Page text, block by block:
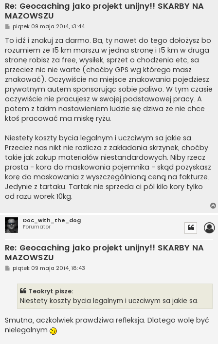
Re: Geocaching jako projekt unijny!! SKARBY NA
MAZOWSZU
P
o
s
t
piątek 09 maja 2014, 13:44
To idź i znakuj za darmo. Ba, ty nawet do tego dołożysz bo
rozumiem ze 15 km marszu w jedna stronę i 15 km w druga
stronę robisz za free, wysiłek, sprzet o chodzenia etc, sa
przecież nic nie warte (choćby GPS wg którego masz
znakować). Oczywiście na miejsce znakowania pojedziesz
prywatnym autem sponsorując sobie paliwo. W tym czasie
oczywiście nie pracujesz w swojej podstawowej pracy. A
potem z takim nastawieniem ludzie się dziwa ze nie chce
ktoś pracować ma miskę ryżu.
Niestety koszty bycia legalnym i uczciwym sa jakie sa.
Przecież nas nikt nie rozlicza z zakładania skrzynek, choćby
takie jak zakup materiałów niestandardowych. Niby rzecz
prosta - kora do maskowania pojemnika - skąd pozyskasz
korę do maskowania z wyszczególnioną ceną na fakturze.
Jedynie z tartaku. Tartak nie sprzeda ci pól kilo kory tylko
od razu worek 10kg.
Doc_with_the_dog
Forumator
Re: Geocaching jako projekt unijny!! SKARBY NA
MAZOWSZU
P
o
piątek 09 maja 2014, 18:43
Teokryt pisze:
Niestety koszty bycia legalnym i uczciwym sa jakie sa.
Smutna, aczkolwiek prawdziwa refleksja. Dlatego wolę być
nielegalnym